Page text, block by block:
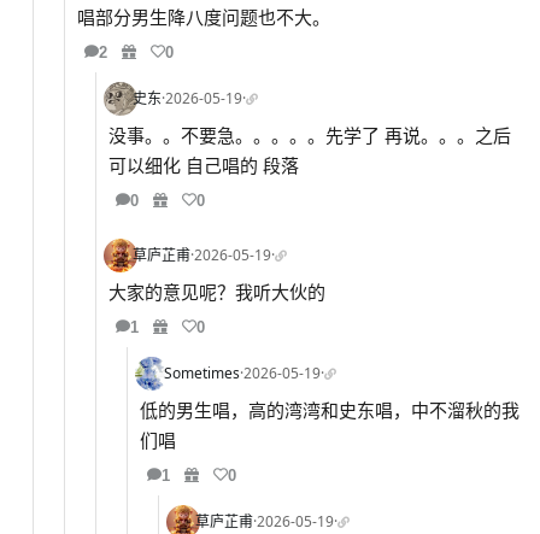
唱部分男生降八度问题也不大。
2 0
史东·2026-05-19·
没事。。不要急。。。。。先学了 再说。。。之后
可以细化 自己唱的 段落
0 0
草庐芷甫·2026-05-19·
大家的意见呢？我听大伙的
1 0
Sometimes·2026-05-19·
低的男生唱，高的湾湾和史东唱，中不溜秋的我
们唱
1 0
草庐芷甫·2026-05-19·